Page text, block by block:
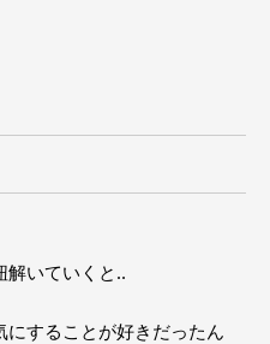
解いていくと‥
にすることが好きだったん